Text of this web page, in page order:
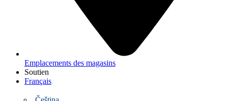
Emplacements des magasins
Soutien
Français